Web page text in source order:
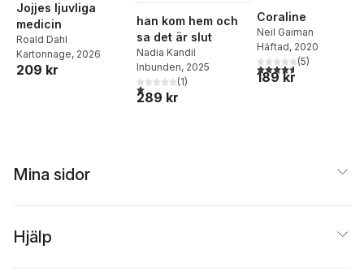
Jojjes ljuvliga
medicin
Roald Dahl
Kartonnage, 2026
209 kr
han kom hem och
sa det är slut
Nadia Kandil
Inbunden, 2025
1,0utav 5 stjärnor. Totalt antal röster:
(1)
289 kr
Coraline
Neil Gaiman
Häftad, 2020
4,6utav 5 stjärnor.
(5)
189 kr
Mina sidor
Hjälp